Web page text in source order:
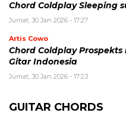
Chord Coldplay Sleeping
Jumat, 30 Jan 2026 - 17:27
Artis Cowo
Chord Coldplay Prospekts
Gitar Indonesia
Jumat, 30 Jan 2026 - 17:23
GUITAR CHORDS